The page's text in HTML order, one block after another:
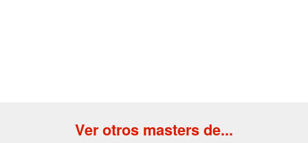
Ver otros masters de...